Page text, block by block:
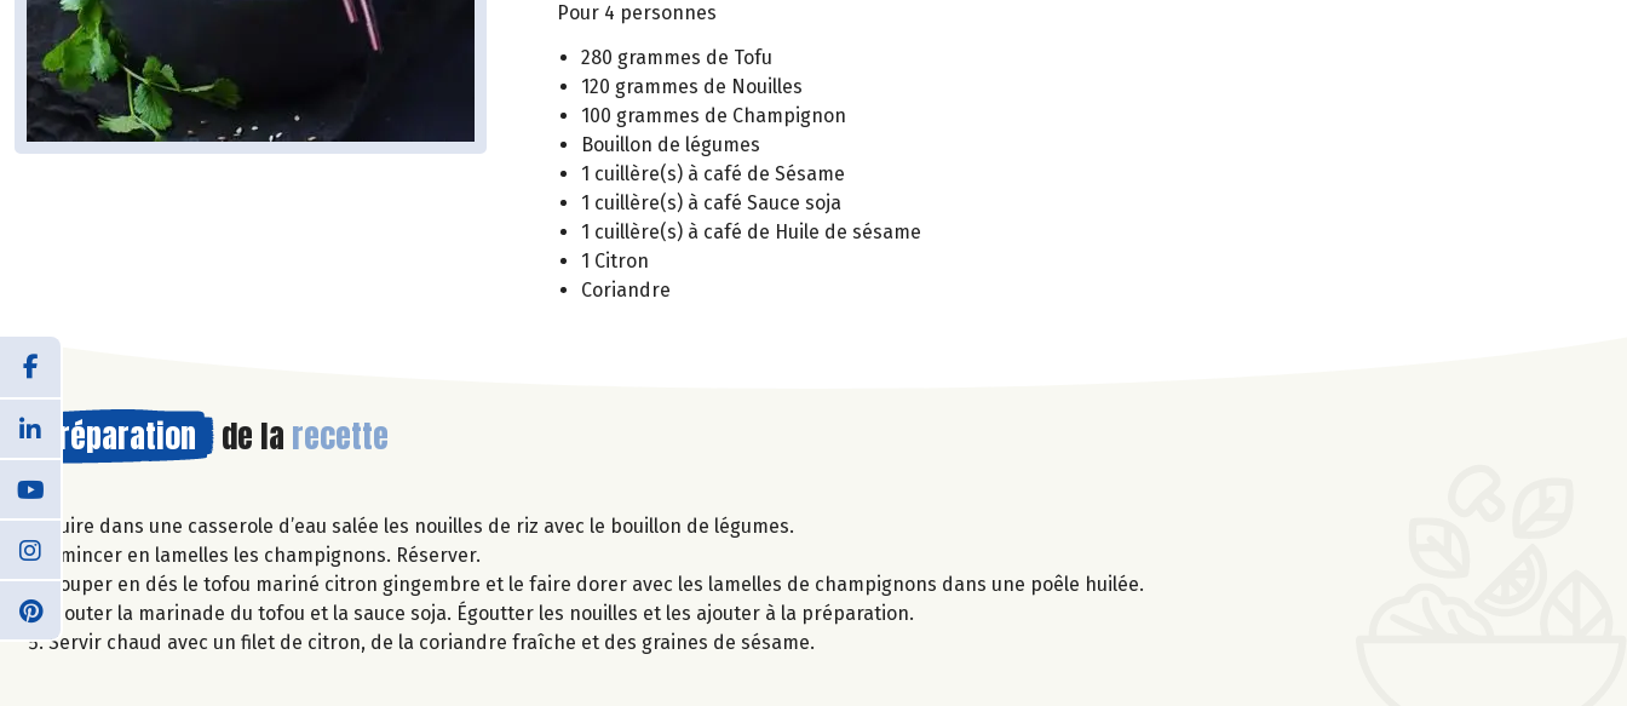
Pour 4 personnes
280 grammes de Tofu
120 grammes de Nouilles
100 grammes de Champignon
Bouillon de légumes
1 cuillère(s) à café de Sésame
1 cuillère(s) à café Sauce soja
1 cuillère(s) à café de Huile de sésame
1 Citron
Coriandre
Préparation de la recette
Cuire dans une casserole d’eau salée les nouilles de riz avec le bouillon de légumes.
Émincer en lamelles les champignons. Réserver.
Couper en dés le tofou mariné citron gingembre et le faire dorer avec les lamelles de champignons dans une poêle huilée.
Ajouter la marinade du tofou et la sauce soja. Égoutter les nouilles et les ajouter à la préparation.
Servir chaud avec un filet de citron, de la coriandre fraîche et des graines de sésame.